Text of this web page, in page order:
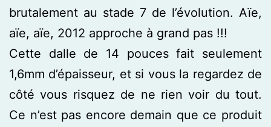
brutalement au stade 7 de l’évolution. Aïe,
aïe, aïe, 2012 approche à grand pas !!!
Cette dalle de 14 pouces fait seulement
1,6mm d’épaisseur, et si vous la regardez de
côté vous risquez de ne rien voir du tout.
Ce n’est pas encore demain que ce produit